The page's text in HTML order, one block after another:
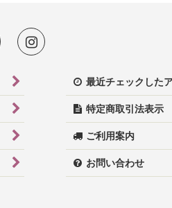
最近チェックした
特定商取引法表示
ご利用案内
お問い合わせ